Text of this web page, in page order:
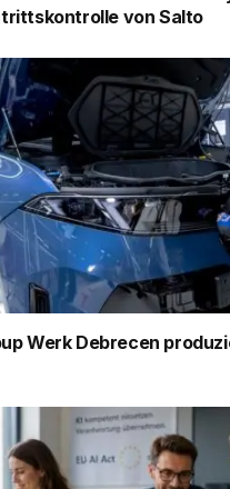
von Salto
Werk Debrecen